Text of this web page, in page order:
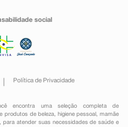
social
Política de Privacidade
encontra uma seleção completa de
produtos de beleza, higiene pessoal ,mamãe
para atender suas necessidades de saúde e